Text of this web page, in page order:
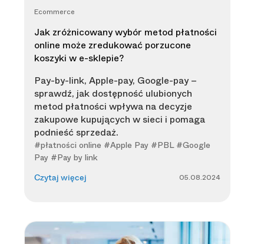
Ecommerce
Jak zróżnicowany wybór metod płatności
online może zredukować porzucone
koszyki w e-sklepie?
Pay-by-link, Apple-pay, Google-pay –
sprawdź, jak dostępność ulubionych
metod płatności wpływa na decyzje
zakupowe kupujących w sieci i pomaga
podnieść sprzedaż.
#płatności online #Apple Pay #PBL #Google
Pay #Pay by link
Czytaj więcej 05.08.2024